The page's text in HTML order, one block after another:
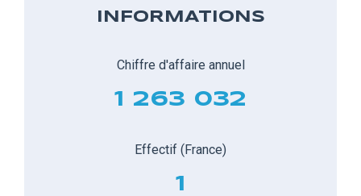
INFORMATIONS
Chiffre d'affaire annuel
1 263 032
Effectif (France)
1